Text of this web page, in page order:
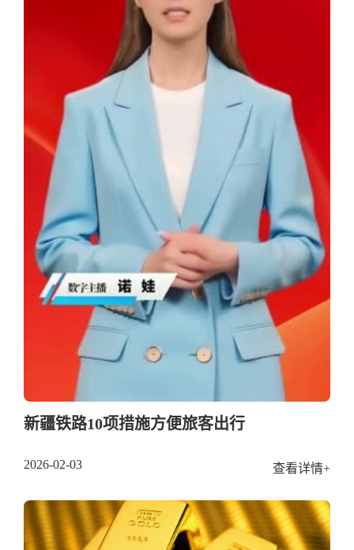
新疆铁路10项措施方便旅客出行
2026-02-03 查看详情+